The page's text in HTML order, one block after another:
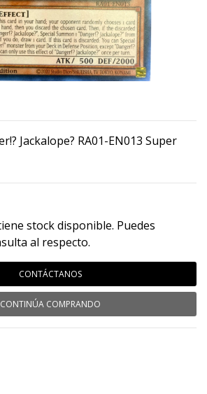
Jackalope? RA01-EN013 Super
stock disponible. Puedes
al respecto.
CONTÁCTANOS
CONTINÚA COMPRANDO